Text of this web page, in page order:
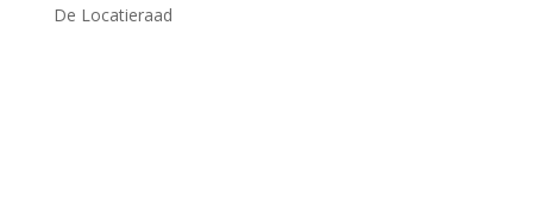
De Locatieraad